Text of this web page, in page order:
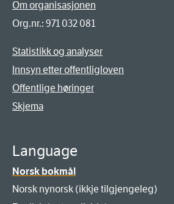
Om organisasjonen
Org.nr.: 971 032 081
Statistikk og analyser
Innsyn etter offentligloven
Offentlige høringer
Skjema
Language
Norsk bokmål
Norsk nynorsk (ikkje tilgjengeleg)